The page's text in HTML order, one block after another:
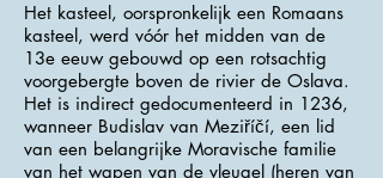
Het kasteel, oorspronkelijk een Romaans
kasteel, werd vóór het midden van de
13e eeuw gebouwd op een rotsachtig
voorgebergte boven de rivier de Oslava.
Het is indirect gedocumenteerd in 1236,
wanneer Budislav van Meziříčí, een lid
van een belangrijke Moravische familie
van het wapen van de vleugel (heren van